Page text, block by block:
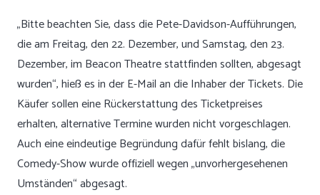
„Bitte beachten Sie, dass die Pete-Davidson-Aufführungen,
die am Freitag, den 22. Dezember, und Samstag, den 23.
Dezember, im Beacon Theatre stattfinden sollten, abgesagt
wurden“, hieß es in der E-Mail an die Inhaber der Tickets. Die
Käufer sollen eine Rückerstattung des Ticketpreises
erhalten, alternative Termine wurden nicht vorgeschlagen.
Auch eine eindeutige Begründung dafür fehlt bislang, die
Comedy-Show wurde offiziell wegen „unvorhergesehenen
Umständen“ abgesagt.